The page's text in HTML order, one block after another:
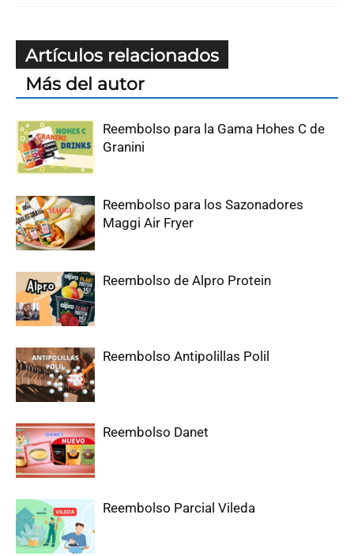
Artículos relacionados
Más del autor
Reembolso para la Gama Hohes C de
Granini
Reembolso para los Sazonadores
Maggi Air Fryer
Reembolso de Alpro Protein
Reembolso Antipolillas Polil
Reembolso Danet
Reembolso Parcial Vileda